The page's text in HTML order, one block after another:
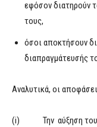
εφόσον διατηρούν
τους,
όσοι αποκτήσουν
διαπραγμάτευσής
Αναλυτικά, οι
(i) Την αύξηση του